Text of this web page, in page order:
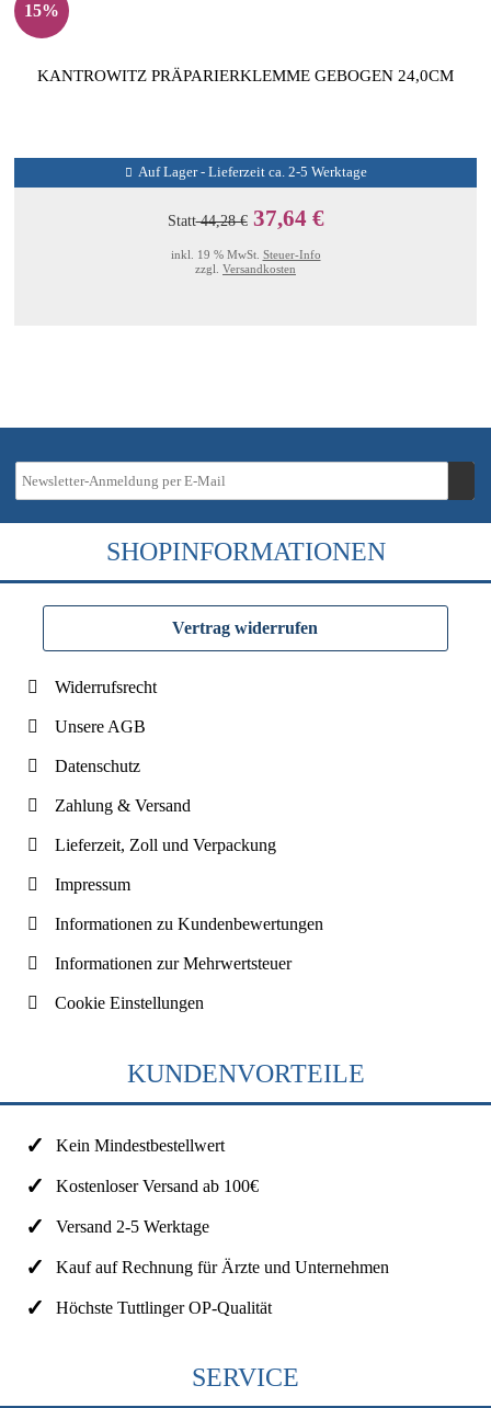
15%
KANTROWITZ PRÄPARIERKLEMME GEBOGEN 24,0CM
Auf Lager - Lieferzeit ca. 2-5 Werktage
Statt44,28 € 37,64 €
inkl. 19 % MwSt. Steuer-Info
zzgl. Versandkosten
SHOPINFORMATIONEN
Vertrag widerrufen
Widerrufsrecht
Unsere AGB
Datenschutz
Zahlung & Versand
Lieferzeit, Zoll und Verpackung
Impressum
Informationen zu Kundenbewertungen
Informationen zur Mehrwertsteuer
Cookie Einstellungen
KUNDENVORTEILE
Kein Mindestbestellwert
Kostenloser Versand ab 100€
Versand 2-5 Werktage
Kauf auf Rechnung für Ärzte und Unternehmen
Höchste Tuttlinger OP-Qualität
SERVICE